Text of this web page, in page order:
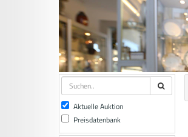
Aktuelle Auktion
Preisdatenbank